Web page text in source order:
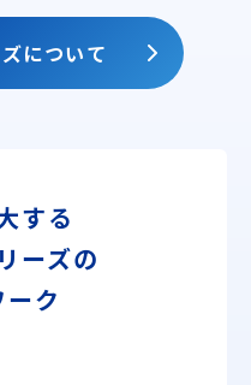
について
する
ーズの
ク